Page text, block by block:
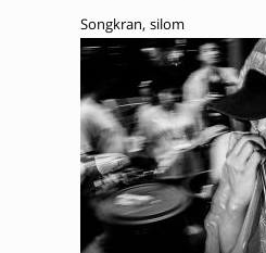
Songkran, silom